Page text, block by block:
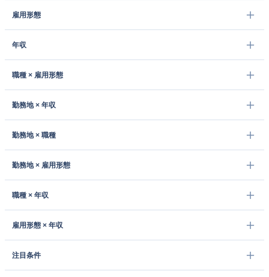
雇用形態
年収
職種 × 雇用形態
勤務地 × 年収
勤務地 × 職種
勤務地 × 雇用形態
職種 × 年収
雇用形態 × 年収
注目条件